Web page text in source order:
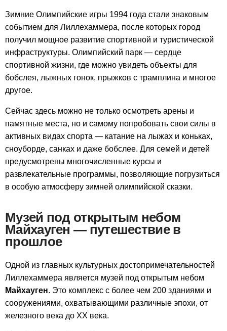
Зимние Олимпийские игры 1994 года стали знаковым
событием для Лиллехаммера, после которых город
получил мощное развитие спортивной и туристической
инфраструктуры. Олимпийский парк — сердце
спортивной жизни, где можно увидеть объекты для
бобслея, лыжных гонок, прыжков с трамплина и многое
другое.
Сейчас здесь можно не только осмотреть арены и
памятные места, но и самому попробовать свои силы в
активных видах спорта — катание на лыжах и коньках,
сноуборде, санках и даже бобслее. Для семей и детей
предусмотрены многочисленные курсы и
развлекательные программы, позволяющие погрузиться
в особую атмосферу зимней олимпийской сказки.
Музей под открытым небом
Майхауген — путешествие в
прошлое
Одной из главных культурных достопримечательностей
Лиллехаммера является музей под открытым небом
Майхауген. Это комплекс с более чем 200 зданиями и
сооружениями, охватывающими различные эпохи, от
железного века до XX века.